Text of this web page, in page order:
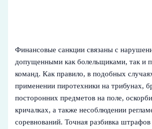
Финансовые санкции связаны с
допущенными как болельщиками, так и
команд. Как правило, в подобных
применении пиротехники на трибунах,
посторонних предметов на поле,
кричалках, а также несоблюдении
соревнований. Точная разбивка штрафов